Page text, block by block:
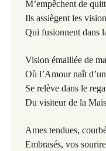
M’empêchent de
Ils assiègent les
Qui fusionnent dans
Vision émaillée de
Où l’Amour naît
Se relève dans le
Du visiteur de la
Ames tendues,
Embrasés, vos